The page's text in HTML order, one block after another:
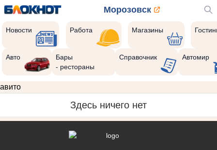
Морозовск
Новости Работа Магазины
Авто
Бары
- рестораны
Справочник Автомир
авито
Здесь ничего нет